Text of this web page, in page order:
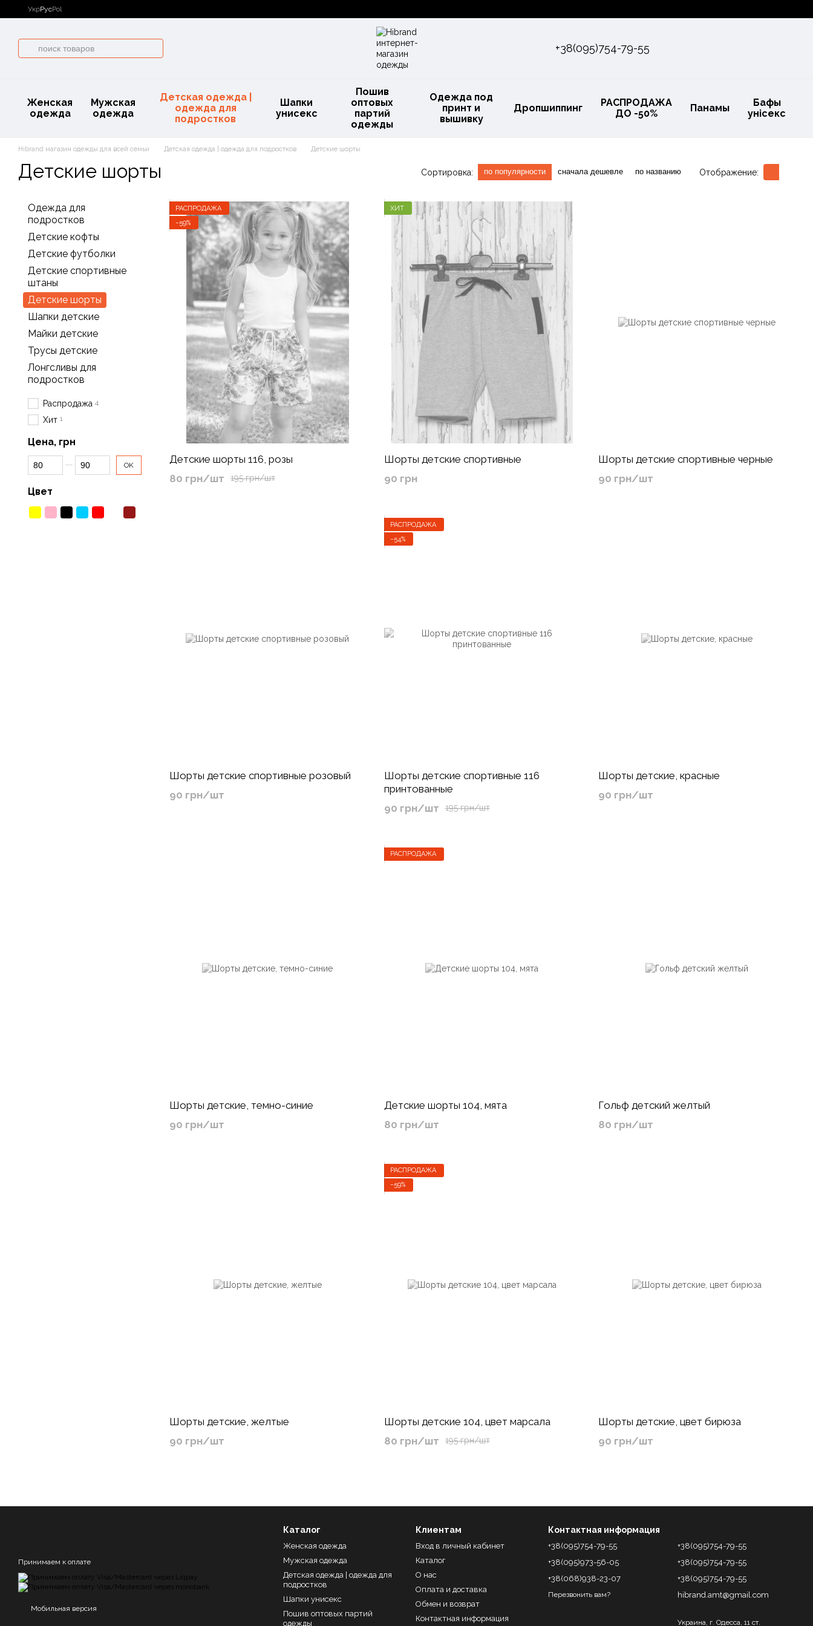
Перейти к основному контенту
УкрРусPol
+38(095)754-79-55
Женская
одежда
Мужская
одежда
Детская одежда |
одежда для
подростков
Шапки
унисекс
Пошив
оптовых
партий
одежды
Одежда под
принт и
вышивку
Дропшиппинг
РАСПРОДАЖА
ДО -50%
Панамы
Бафы
унісекс
Hibrand магазин одежды для всей семьи Детская одежда | одежда для подростков Детские шорты
Детские шорты Сортировка: по популярности сначала дешевле по названию Отображение:
РАСПРОДАЖА
−59%
Детские шорты 116, розы
195 грн/шт
80 грн/шт
ХИТ
Шорты детские спортивные
90 грн
Шорты детские спортивные черные
90 грн/шт
Шорты детские спортивные розовый
90 грн/шт
РАСПРОДАЖА
−54%
Шорты детские спортивные 116
принтованные
195 грн/шт
90 грн/шт
Шорты детские, красные
90 грн/шт
Шорты детские, темно-синие
90 грн/шт
РАСПРОДАЖА
Детские шорты 104, мята
80 грн/шт
Гольф детский желтый
80 грн/шт
Шорты детские, желтые
90 грн/шт
РАСПРОДАЖА
−59%
Шорты детские 104, цвет марсала
195 грн/шт
80 грн/шт
Шорты детские, цвет бирюза
90 грн/шт
Одежда для
подростков
Детские кофты
Детские футболки
Детские спортивные
штаны
Детские шорты
Шапки детские
Майки детские
Трусы детские
Лонгсливы для
подростков
Распродажа 4
Хит 1
Цена, грн
От Цена, грн
До Цена, грн OK
Цвет
Принимаем к оплате
Мобильная версия
Каталог
Женская одежда
Мужская одежда
Детская одежда | одежда для
подростков
Шапки унисекс
Пошив оптовых партий
одежды
Клиентам
Вход в личный кабинет
Каталог
О нас
Оплата и доставка
Обмен и возврат
Контактная информация
Контактная информация
+38(095)754-79-55
+38(095)973-56-05
+38(068)938-23-07
Перезвонить вам?
+38(095)754-79-55
+38(095)754-79-55
+38(095)754-79-55
hibrand.amt@gmail.com
Украина, г. Одесса, 11 ст.